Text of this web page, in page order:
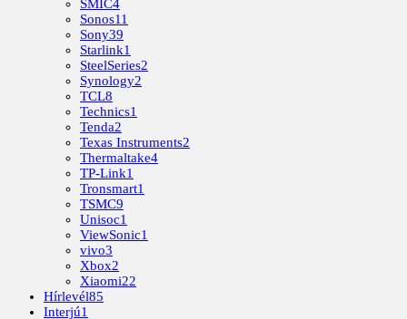
SMIC4
Sonos11
Sony39
Starlink1
SteelSeries2
Synology2
TCL8
Technics1
Tenda2
Texas Instruments2
Thermaltake4
TP-Link1
Tronsmart1
TSMC9
Unisoc1
ViewSonic1
vivo3
Xbox2
Xiaomi22
Hírlevél85
Interjú1